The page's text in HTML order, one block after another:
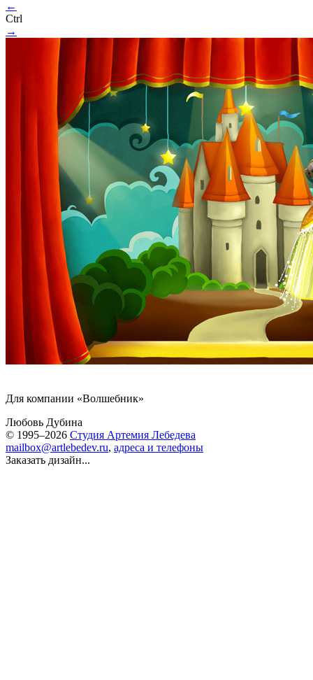
←
Ctrl
→
Для компании «Волшебник»
Любовь Дубина
© 1995–2026 Студия Артемия Лебедева
mailbox@artlebedev.ru, адреса и телефоны
Заказать дизайн...